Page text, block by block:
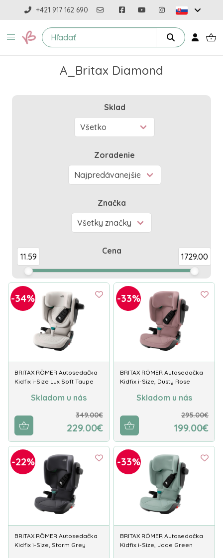
+421 917 162 690
A_Britax Diamond
Sklad
Zoradenie
Značka
Cena
11.59 1729.00
-34%
BRITAX RÖMER Autosedačka
Kidfix i-Size Lux Soft Taupe
Skladom u nás
349.00€
229.00€
-33%
BRITAX RÖMER Autosedačka
Kidfix i-Size, Dusty Rose
Skladom u nás
295.00€
199.00€
-22%
BRITAX RÖMER Autosedačka
Kidfix i-Size, Storm Grey
-33%
BRITAX RÖMER Autosedačka
Kidfix i-Size, Jade Green